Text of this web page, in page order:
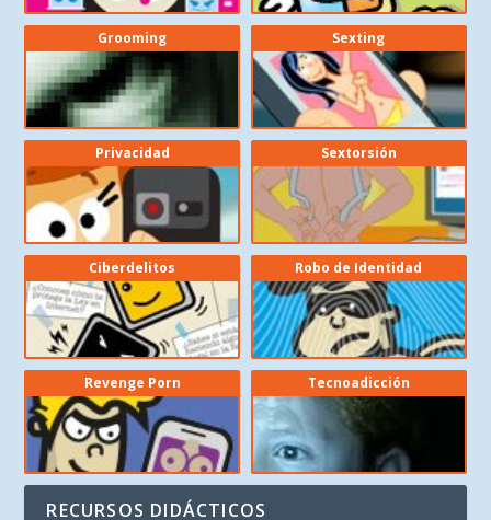
Grooming Sexting
Privacidad Sextorsión
Ciberdelitos Robo de Identidad
Revenge Porn Tecnoadicción
RECURSOS DIDÁCTICOS